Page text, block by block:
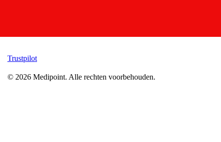
Trustpilot
© 2026 Medipoint. Alle rechten voorbehouden.